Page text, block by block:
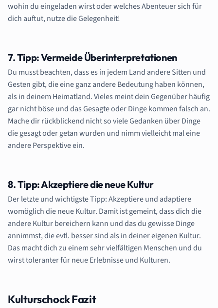
wohin du eingeladen wirst oder welches Abenteuer sich für
dich auftut, nutze die Gelegenheit!
7. Tipp: Vermeide Überinterpretationen
Du musst beachten, dass es in jedem Land andere Sitten und
Gesten gibt, die eine ganz andere Bedeutung haben können,
als in deinem Heimatland. Vieles meint dein Gegenüber häufig
gar nicht böse und das Gesagte oder Dinge kommen falsch an.
Mache dir rückblickend nicht so viele Gedanken über Dinge
die gesagt oder getan wurden und nimm vielleicht mal eine
andere Perspektive ein.
8. Tipp: Akzeptiere die neue Kultur
Der letzte und wichtigste Tipp: Akzeptiere und adaptiere
womöglich die neue Kultur. Damit ist gemeint, dass dich die
andere Kultur bereichern kann und das du gewisse Dinge
annimmst, die evtl. besser sind als in deiner eigenen Kultur.
Das macht dich zu einem sehr vielfältigen Menschen und du
wirst toleranter für neue Erlebnisse und Kulturen.
Kulturschock Fazit